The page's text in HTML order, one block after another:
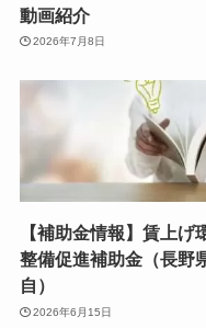
動画紹介
2026年7月8日
【補助金情報】賃上げ
整備促進補助金（長野
自）
2026年6月15日